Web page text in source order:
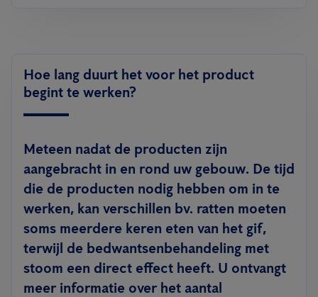
Hoe lang duurt het voor het product
begint te werken?
Meteen nadat de producten zijn
aangebracht in en rond uw gebouw. De tijd
die de producten nodig hebben om in te
werken, kan verschillen bv. ratten moeten
soms meerdere keren eten van het gif,
terwijl de bedwantsenbehandeling met
stoom een direct effect heeft. U ontvangt
meer informatie over het aantal